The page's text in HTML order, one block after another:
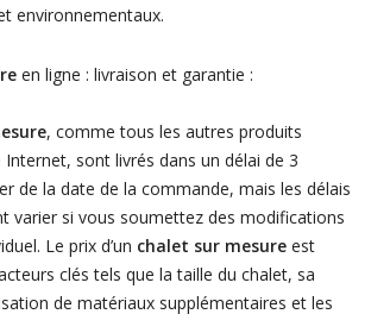
environnementaux.
en ligne : livraison et garantie :
, comme tous les autres produits
sont livrés dans un délai de 3
de la date de la commande, mais les délais
varier si vous soumettez des modifications
Le prix d’un chalet sur mesureest
clés tels que la taille du chalet, sa
de matériaux supplémentaires et les